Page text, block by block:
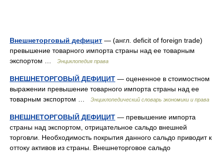
Внешнеторговый дефицит — (англ. deficit of foreign trade)
превышение товарного импорта страны над ее товарным
экспортом …
Энциклопедия права
ВНЕШНЕТОРГОВЫЙ ДЕФИЦИТ — оцененное в стоимостном
выражении превышение товарного импорта страны над ее
товарным экспортом …
Энциклопедический словарь экономики и права
ВНЕШНЕТОРГОВЫЙ ДЕФИЦИТ — превышение импорта
страны над экспортом, отрицательное сальдо внешней
торговли. Необходимость покрытия данного сальдо приводит к
оттоку активов из страны. Внешнеторговое сальдо